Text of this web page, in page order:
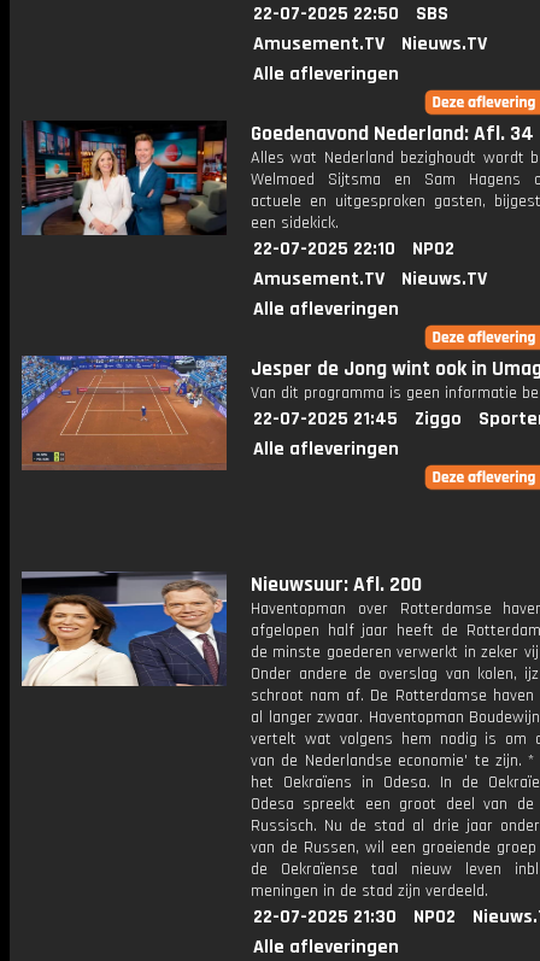
22-07-2025 22:50
SBS
Amusement.TV
Nieuws.TV
Alle afleveringen
Goedenavond Nederland: Afl. 34
Alles wat Nederland bezighoudt wordt
Welmoed Sijtsma en Sam Hagens
actuele en uitgesproken gasten,
een sidekick.
22-07-2025 22:10
NPO2
Amusement.TV
Nieuws.TV
Alle afleveringen
Jesper de Jong wint ook in
Van dit programma is geen informatie
22-07-2025 21:45 Ziggo
Alle afleveringen
Nieuwsuur: Afl. 200
Haventopman over Rotterdamse
afgelopen half jaar heeft de
de minste goederen verwerkt in zeker
Onder andere de overslag van kolen,
schroot nam af. De Rotterdamse
al langer zwaar. Haventopman
vertelt wat volgens hem nodig is om
van de Nederlandse economie' te zijn.
het Oekraïens in Odesa. In de
Odesa spreekt een groot deel van de
Russisch. Nu de stad al drie jaar
van de Russen, wil een groeiende
de Oekraïense taal nieuw leven
meningen in de stad zijn verdeeld.
22-07-2025 21:30 NPO2
Alle afleveringen